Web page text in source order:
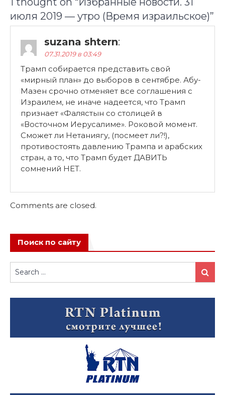
июля 2019 — утро (Время израильское)”
suzana shtern:
07.31.2019 в 03:49
Трамп собирается представить свой
«мирный план» до выборов в сентябре. Абу-
Мазен срочно отменяет все соглашения с
Израилем, не иначе надеется, что Трамп
признает «Фалястын со столицей в
«Восточном Иерусалиме». Роковой момент.
Сможет ли Нетаниягу, (посмеет ли?!),
противостоять давлению Трампа и арабских
стран, а то, что Трамп будет ДАВИТЬ
сомнений НЕТ.
Comments are closed.
Поиск по сайту
Search
for:
Search